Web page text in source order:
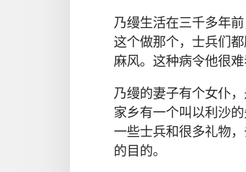
乃缦生活在三千多年前
这个做那个， 士兵们都
麻风。 这种病令他很
乃缦的妻子有个女仆，
家乡有一个叫以利沙的
一些士兵和很多礼物，
的目的。